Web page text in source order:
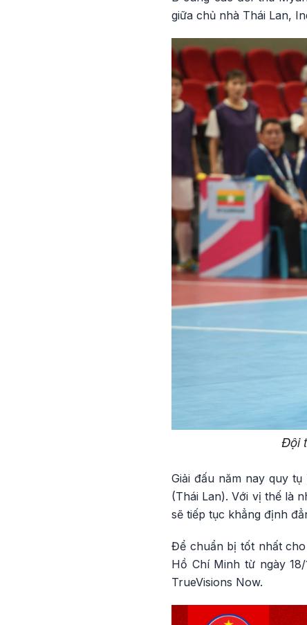
giữa chủ nhà Thái Lan,
Đội
Giải đấu năm nay quy
(Thái Lan). Với vị thế là
sẽ tiếp tục khẳng định
Để chuẩn bị tốt nhất
Hồ Chí Minh từ ngày
TrueVisions Now.